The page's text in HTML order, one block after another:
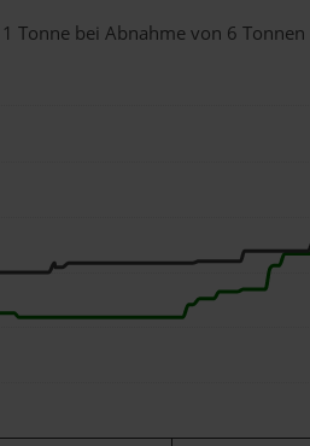
Tonne bei Abnahmevon 6 Tonnen